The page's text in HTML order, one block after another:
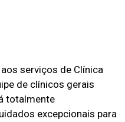
serviços de Clínica
de clínicos gerais
totalmente
excepcionais para